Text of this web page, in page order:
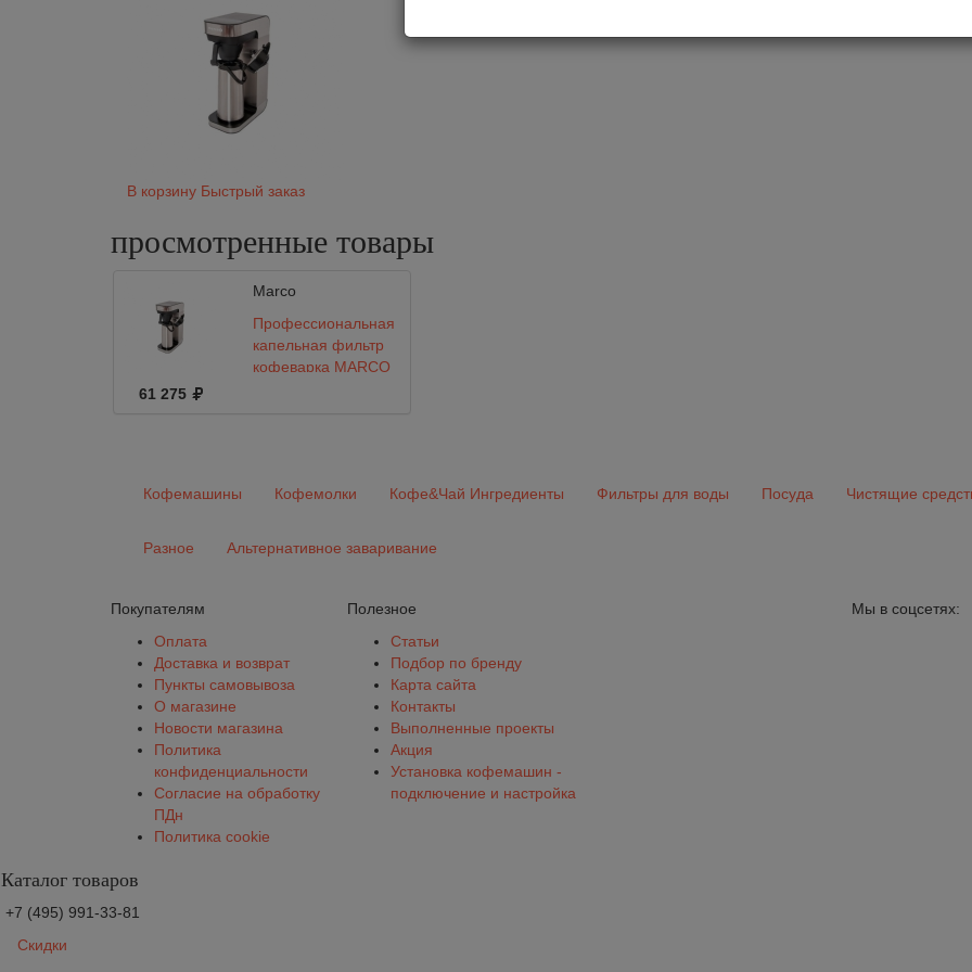
В корзину Быстрый заказ
просмотренные товары
Marco
Профессиональная
капельная фильтр
кофеварка MARCO
61 275
Кофемашины Кофемолки Кофе&Чай Ингредиенты Фильтры для воды Посуда Чистящие
Разное Альтернативное заваривание
Покупателям
Оплата
Доставка и возврат
Пункты самовывоза
О магазине
Новости магазина
Политика
конфиденциальности
Согласие на обработку
ПДн
Политика cookie
Полезное
Статьи
Подбор по бренду
Карта сайта
Контакты
Выполненные проекты
Акция
Установка кофемашин -
подключение и настройка
Мы в соцсетях:
Каталог товаров
+7 (495) 991-33-81
Скидки